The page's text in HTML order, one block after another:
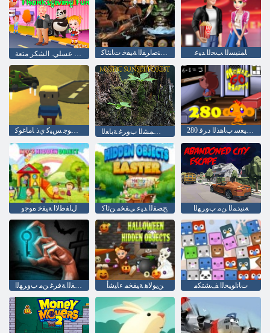
طفل عسلي. الشكر متعة ﺰﻨﻜﻟﺍ ﺔﻨﺻﺍﺮﻘﻟﺍ ﺔﻴﻔﺧ ﺕﺎﻨﺋﺎﻛ ﺎﻤﻨﻴﺴﻟﺍ ﺐﺤﻟﺍ ﺪﻴﻋ
ﺱﻭﺎﻫ ﺖﺳﻮﺟ ﺲﻴﻛ ﻱﺫ ﺎﻣﺎﻏﻮﻛ ﻲﻓﻮﺼﻟﺍ ﺲﻤﺸﻟﺍ ﺏﻭﺮﻏ ﺔﺑﺎﻐﻟﺍ 280 ﺔﻠﺣﺮﻤﻟﺍ ﺪﻴﻌﺳ ﺏﺎﻫﺬﻟﺍ ﺩﺮﻗ
ﻝﺎﻔﻃﻻ ﺍ ﺔﻴﻔﺧ ﻩﻮﺟﻭ ﺢﺼﻔﻟﺍ ﺪﻴﻋ ﻲﻔﺨﻣ ﻦﺋﺎﻛ ﺔﻨﻳﺪﻤﻟﺍ ﻦﻣ ﺏﻭﺮﻬﻟﺍ
ﻦﻳﻮﻟﺎﻫ ﺔﻴﻔﺨﻣ ءﺎﻴﺷﺃ ﺕﺎﻧﺍﻮﻴﺤﻟﺍ ﻒﺸﺘﻜﻣ